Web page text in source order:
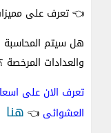
👈 تعرف على
هل سيتم المحاسبة
والعدادات المرخصة
تعرف الان على
العشوائى 👈 هنا